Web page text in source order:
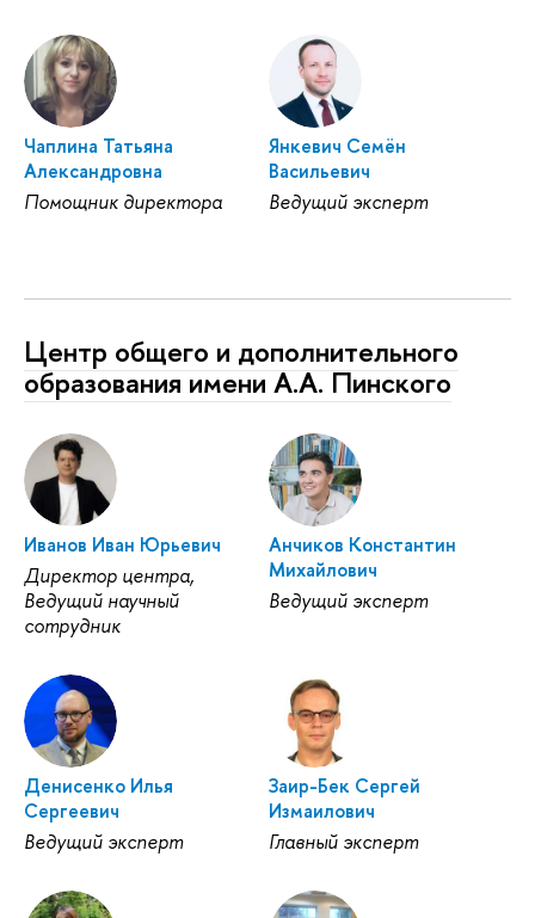
Чаплина Татьяна
Александровна
Помощник директора
Янкевич Семён
Васильевич
Ведущий эксперт
Центр общего и дополнительного
образования имени А.А. Пинского
Иванов Иван Юрьевич
Директор центра,
Ведущий научный
сотрудник
Анчиков Константин
Михайлович
Ведущий эксперт
Денисенко Илья
Сергеевич
Ведущий эксперт
Заир-Бек Сергей
Измаилович
Главный эксперт